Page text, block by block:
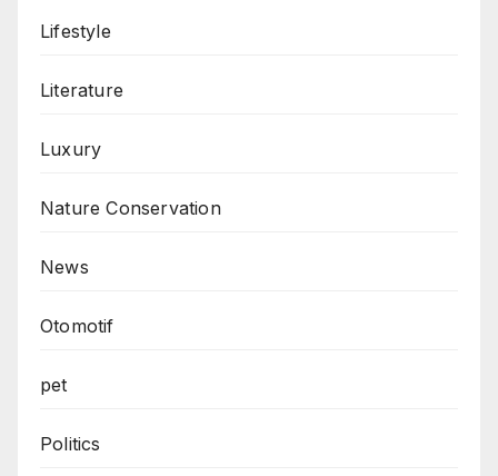
Lifestyle
Literature
Luxury
Nature Conservation
News
Otomotif
pet
Politics